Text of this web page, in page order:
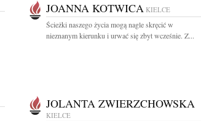
JOANNA KOTWICA KIELCE
Ścieżki naszego życia mogą nagle skręcić w
nieznanym kierunku i urwać się zbyt wcześnie. Z...
JOLANTA ZWIERZCHOWSKA
KIELCE